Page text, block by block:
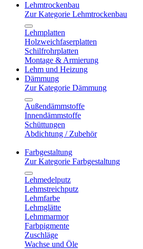
Lehmtrockenbau
Zur Kategorie Lehmtrockenbau
Lehmplatten
Holzweichfaserplatten
Schilfrohrplatten
Montage & Armierung
Lehm und Heizung
Dämmung
Zur Kategorie Dämmung
Außendämmstoffe
Innendämmstoffe
Schüttungen
Abdichtung / Zubehör
Farbgestaltung
Zur Kategorie Farbgestaltung
Lehmedelputz
Lehmstreichputz
Lehmfarbe
Lehmglätte
Lehmmarmor
Farbpigmente
Zuschläge
Wachse und Öle